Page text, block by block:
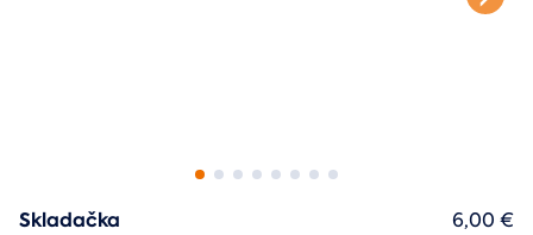
Skladačka 6,00 €